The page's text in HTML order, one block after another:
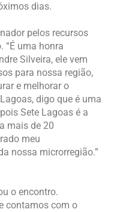
dias.
pelos recursos
“É uma honra
Silveira, ele vem
para nossa região,
e melhorar o
digo que é uma
Sete Lagoas é a
mais de 20
meu
nossa microrregião.”
o encontro.
contamos com o